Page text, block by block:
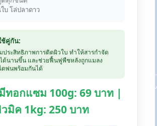
บ โล่ปลาดาว
ช้คู่กัน:
ประสิทธิภาพการติดผิวใบ ทำให้สารกำจัด
ด้นานขึ้น และช่วยฟื้นฟูพืชหลังถูกแมลง
ดพ่นพร้อมกันได้
ทอกแซม 100g: 69 บาท |
มิค 1kg: 250 บาท